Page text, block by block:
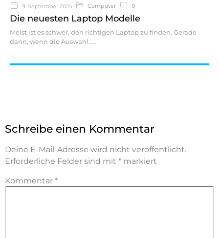
9. September 2024 Computer 0
Die neuesten Laptop Modelle
Meist ist es schwer, den richtigen Laptop zu finden. Gerade
dann, wenn die Auswahl…
Schreibe einen Kommentar
Deine E-Mail-Adresse wird nicht veröffentlicht.
Erforderliche Felder sind mit * markiert
Kommentar *